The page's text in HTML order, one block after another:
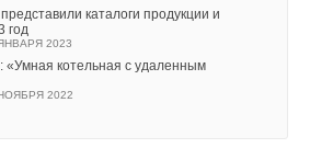
каталоги продукции и
год
2023
«Умная котельная с удаленным
2022